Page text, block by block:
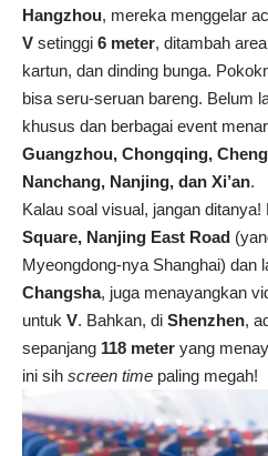
Hangzhou, mereka menggelar
V setinggi 6 meter, ditambah
kartun, dan dinding bunga.
bisa seru-seruan bareng. Belum
khusus dan berbagai event
Guangzhou, Chongqing,
Nanchang, Nanjing, dan Xi’an.
Kalau soal visual, jangan
Square, Nanjing East Road
Myeongdong-nya Shanghai) dan
Changsha, juga menayangkan
untuk V. Bahkan, di Shenzhen,
sepanjang 118 meter yang
ini sih screen time paling megah!